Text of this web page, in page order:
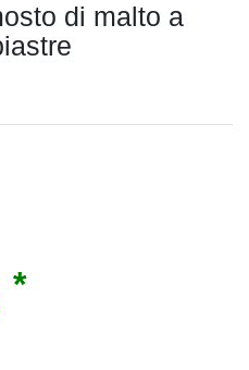
di malto a
*